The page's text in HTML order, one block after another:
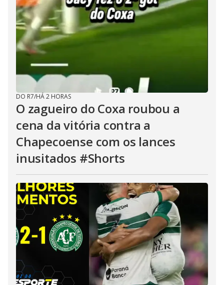
DO R7/HÁ 2 HORAS
O zagueiro do Coxa roubou a
cena da vitória contra a
Chapecoense com os lances
inusitados #Shorts